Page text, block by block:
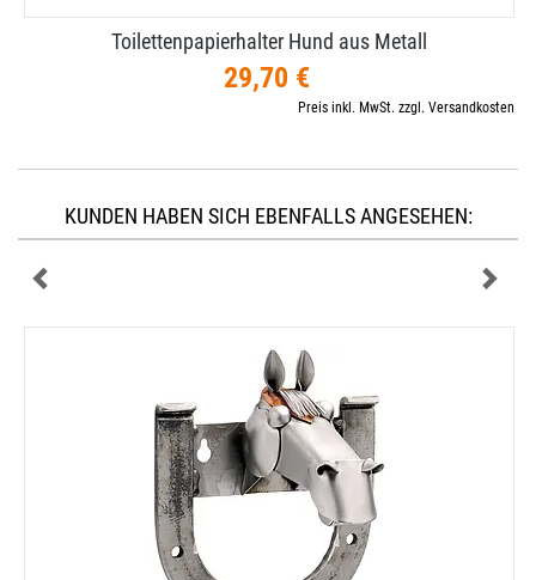
Toilettenpapierhalter Hund aus Metall
29,70 €
Preis inkl. MwSt. zzgl. Versandkosten
KUNDEN HABEN SICH EBENFALLS ANGESEHEN: